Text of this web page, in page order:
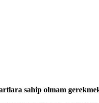
sahip olmam